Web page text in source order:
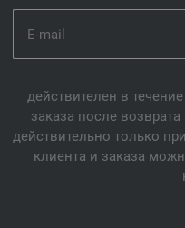
действителен в
заказа после
действительно только
клиента и заказа